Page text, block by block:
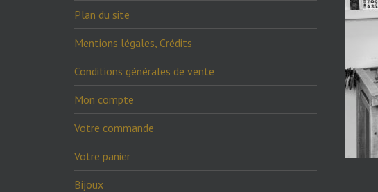
Plan du site
Mentions légales, Crédits
Conditions générales de vente
Mon compte
Votre commande
Votre panier
Bijoux